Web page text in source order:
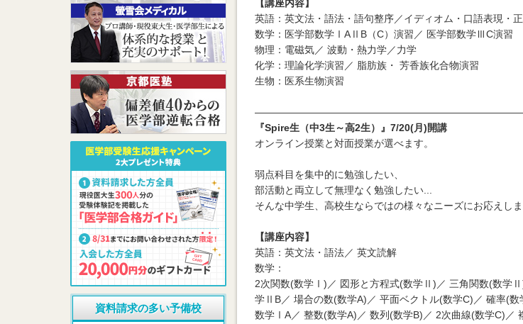
【講座内容】
英語：英文法・語法・語句整序／イディオム・口語表現・
数学：医学部数学ⅠAⅡB（C）演習／ 医学部数学ⅢC演習
物理：電磁気／ 波動・熱力学／力学
化学：理論化学演習／ 脂肪族・ 芳香族化合物演習
生物：医系生物演習
『Spire生（中3生～高2生）』7/20(月)開講
オンライン授業と対面授業が選べます。
弱点科目を集中的に勉強したい、
部活動と両立して無理なく勉強したい...
そんな中学生、高校生ならではの様々なニーズにお応えし
【講座内容】
英語：英文法・語法／ 英文読解
数学：
2次関数(数学Ⅰ)／ 図形と方程式(数学Ⅱ)／ 三角関数(数学
学ⅡB／ 場合の数(数学A)／ 平面ベクトル(数学C)／ 確率(
数学ⅠA／ 整数(数学A)／ 数列(数学B)／ 2次曲線(数学C)／
資料請求の多い予備校